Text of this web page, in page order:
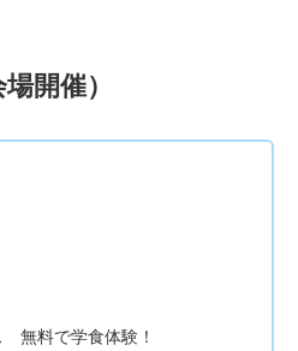
開催）
無料で学食体験！